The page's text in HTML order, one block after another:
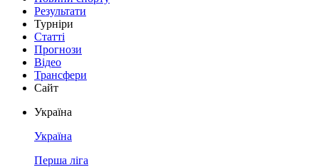
Результати
Турніри
Статті
Прогнози
Відео
Трансфери
Сайт
Україна
Україна
Перша ліга